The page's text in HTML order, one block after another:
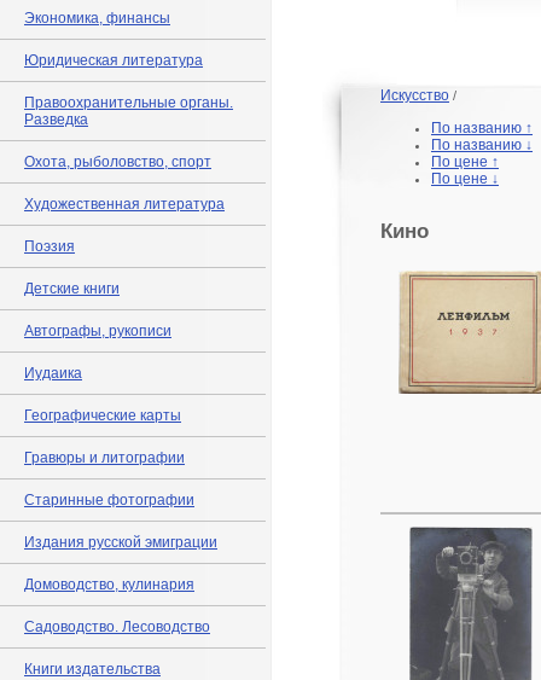
Экономика, финансы
Юридическая литература
Правоохранительные органы.
Разведка
Охота, рыболовство, спорт
Художественная литература
Поэзия
Детские книги
Автографы, рукописи
Иудаика
Географические карты
Гравюры и литографии
Старинные фотографии
Издания русской эмиграции
Домоводство, кулинария
Садоводство. Лесоводство
Книги издательства
Искусство /
По названию ↑
По названию ↓
По цене ↑
По цене ↓
Кино